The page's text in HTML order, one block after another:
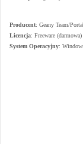
Producent: Geany Team/
Licencja: Freeware (darmowa)
System Operacyjny: